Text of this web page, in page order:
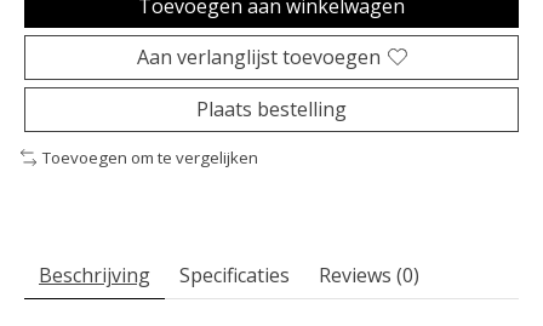
Toevoegen aan winkelwagen
Aan verlanglijst toevoegen
Plaats bestelling
Toevoegen om te vergelijken
Beschrijving Specificaties Reviews (0)